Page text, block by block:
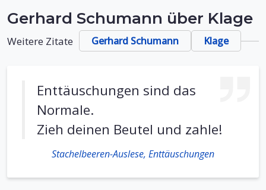
Gerhard Schumann über Klage
Weitere Zitate Gerhard Schumann Klage
Enttäuschungen sind das
Normale.
Zieh deinen Beutel und zahle!
Stachelbeeren-Auslese, Enttäuschungen